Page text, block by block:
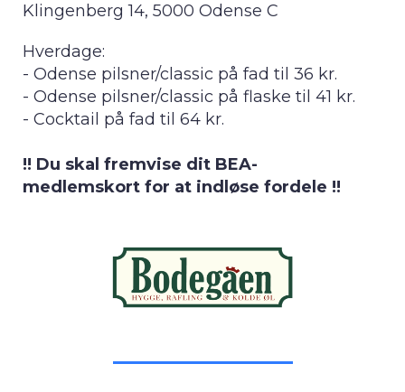
Klingenberg 14, 5000 Odense C
Hverdage:
- Odense pilsner/classic på fad til 36 kr.
- Odense pilsner/classic på flaske til 41 kr.
- Cocktail på fad til 64 kr.
!! Du skal fremvise dit BEA-
medlemskort for at indløse fordele !!